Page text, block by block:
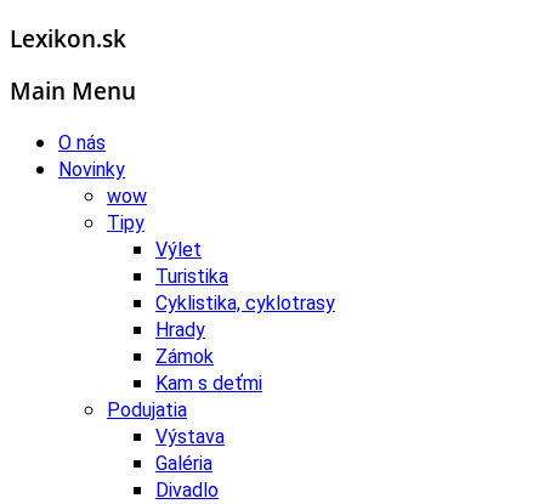
Lexikon.sk
Main Menu
O nás
Novinky
wow
Tipy
Výlet
Turistika
Cyklistika, cyklotrasy
Hrady
Zámok
Kam s deťmi
Podujatia
Výstava
Galéria
Divadlo